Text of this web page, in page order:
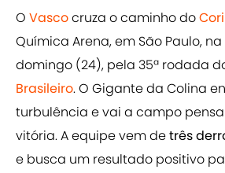
O Vascocruza o caminho do
Química Arena, em São Paulo,
domingo (24), pela 35ª rodada
Brasileiro. O Gigante da Colina
turbulência e vai a campo
vitória. A equipe vem detrês
e busca um resultado positivo